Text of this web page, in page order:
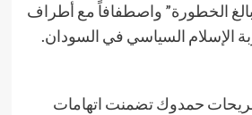
بالغ الخطورة” واصطفافاً مع أطراف
الإسلام السياسي في السودان.
حمدوك تضمنت اتهامات